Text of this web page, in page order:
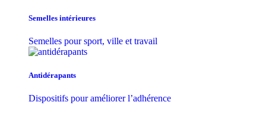
Semelles intérieures
Semelles pour sport, ville et travail
Antidérapants
Dispositifs pour améliorer l’adhérence